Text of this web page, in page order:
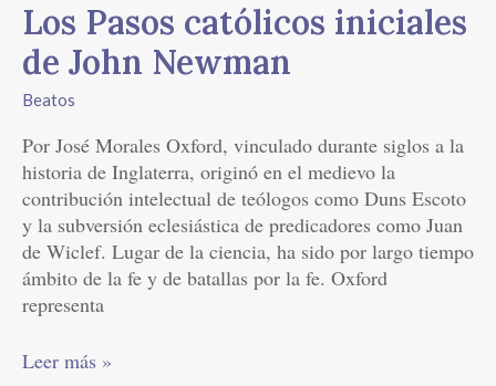
Los Pasos católicos iniciales
de John Newman
Beatos
Por José Morales Oxford, vinculado durante siglos a la
historia de Inglaterra, originó en el medievo la
contribución intelectual de teólogos como Duns Escoto
y la subversión eclesiástica de predicadores como Juan
de Wiclef. Lugar de la ciencia, ha sido por largo tiempo
ámbito de la fe y de batallas por la fe. Oxford
representa
Los
Pasos
católicos
iniciales
John
Newman
Leer más »